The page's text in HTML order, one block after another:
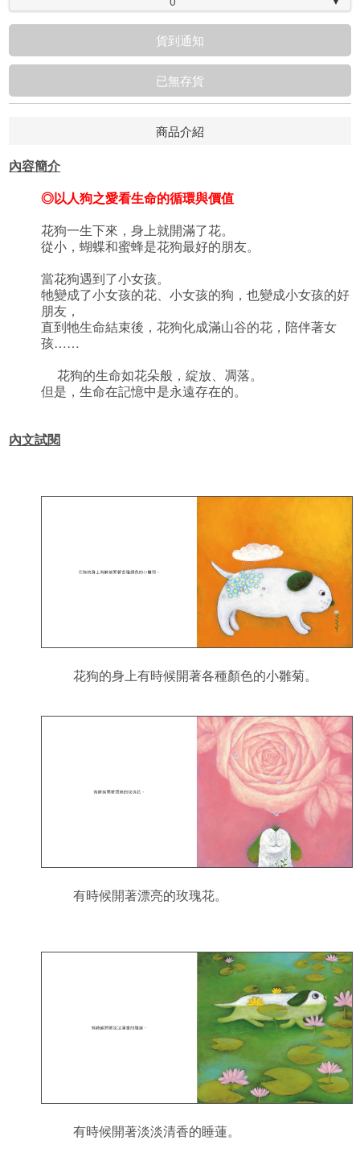
貨到通知
已無存貨
商品介紹
內容簡介
◎以人狗之愛看生命的循環與價值
花狗一生下來，身上就開滿了花。
從小，蝴蝶和蜜蜂是花狗最好的朋友。
當花狗遇到了小女孩。
牠變成了小女孩的花、小女孩的狗，也變成小女孩的好
朋友，
直到牠生命結束後，花狗化成滿山谷的花，陪伴著女
孩……
花狗的生命如花朵般，綻放、凋落。
但是，生命在記憶中是永遠存在的。
內文試閱
花狗的身上有時候開著各種顏色的小雛菊。
有時候開著漂亮的玫瑰花。
有時候開著淡淡清香的睡蓮。